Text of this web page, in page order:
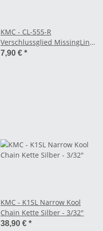
KMC - CL-555-R
Verschlussglied MissingLink
schwarz - 11-fach
7,90 € *
KMC - K1SL Narrow Kool
Chain Kette Silber - 3/32"
38,90 € *